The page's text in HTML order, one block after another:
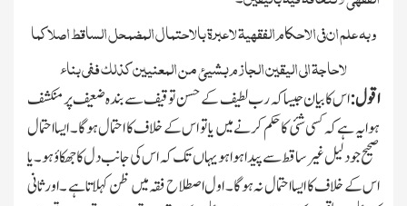
وبہ علم ان فی الاحکام الفقھیۃ لاعبرۃ بالاحتمال المضمحل الساقط اصلاکما
لاحاجۃ الی الیقین الجازم بشیئ من المعنیین کذلك ففی بناء
اقول :اس کا بیان جیسا کہ رب لطیف کے حسن توقیف سے بندہ ضعیف پر منکشف
ہوایہ ہے کہ کسی شئی کا حکم کرنے میں یا تو اس کے خلاف کا احتمال ہوگا۔ ایسااحتمال
صحیح جو دلیل غیر ساقط سے پیدا ہوا ہویہاں تك کہ اس کی جانب دل کاجھکاؤ ہو۔ یا
اس کے خلاف کا ایسا احتمال نہ ہوگا۔ اول اصطلاح فقہ میں ظن کہلاتاہے ۔ اور ثانی